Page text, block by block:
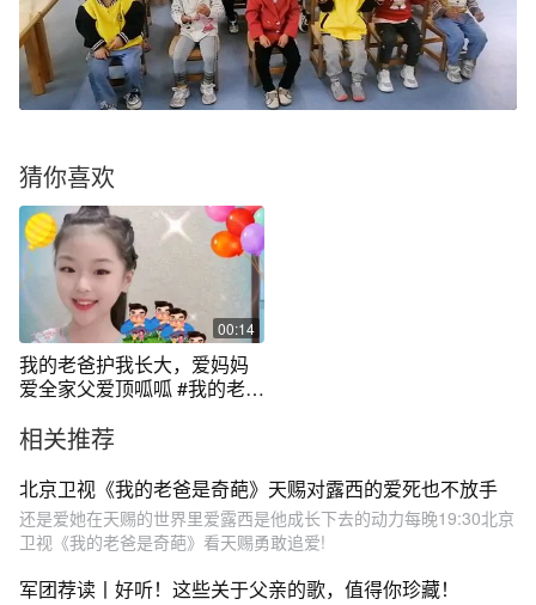
猜你喜欢
00:14
我的老爸护我长大，爱妈妈
爱全家父爱顶呱呱 #我的老爸
舞 #父亲节快乐
相关推荐
北京卫视《我的老爸是奇葩》天赐对露西的爱死也不放手
还是爱她在天赐的世界里爱露西是他成长下去的动力每晚19:30北京
卫视《我的老爸是奇葩》看天赐勇敢追爱!
军团荐读丨好听！这些关于父亲的歌，值得你珍藏！